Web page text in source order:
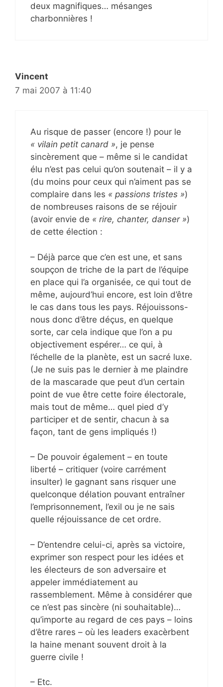
deux magnifiques… mésanges
charbonnières !
Vincent
7 mai 2007 à 11:40
Au risque de passer (encore !) pour le
« vilain petit canard », je pense
sincèrement que – même si le candidat
élu n’est pas celui qu’on soutenait – il y a
(du moins pour ceux qui n’aiment pas se
complaire dans les « passions tristes »)
de nombreuses raisons de se réjouir
(avoir envie de « rire, chanter, danser »)
de cette élection :
– Déjà parce que c’en est une, et sans
soupçon de triche de la part de l’équipe
en place qui l’a organisée, ce qui tout de
même, aujourd’hui encore, est loin d’être
le cas dans tous les pays. Réjouissons-
nous donc d’être déçus, en quelque
sorte, car cela indique que l’on a pu
objectivement espérer… ce qui, à
l’échelle de la planète, est un sacré luxe.
(Je ne suis pas le dernier à me plaindre
de la mascarade que peut d’un certain
point de vue être cette foire électorale,
mais tout de même… quel pied d’y
participer et de sentir, chacun à sa
façon, tant de gens impliqués !)
– De pouvoir également – en toute
liberté – critiquer (voire carrément
insulter) le gagnant sans risquer une
quelconque délation pouvant entraîner
l’emprisonnement, l’exil ou je ne sais
quelle réjouissance de cet ordre.
– D’entendre celui-ci, après sa victoire,
exprimer son respect pour les idées et
les électeurs de son adversaire et
appeler immédiatement au
rassemblement. Même à considérer que
ce n’est pas sincère (ni souhaitable)…
qu’importe au regard de ces pays – loins
d’être rares – où les leaders exacèrbent
la haine menant souvent droit à la
guerre civile !
– Etc.